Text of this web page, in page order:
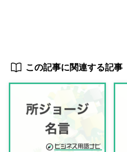
この記事に関連する記事